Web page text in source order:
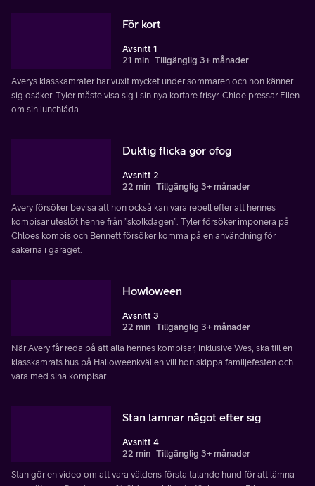
För kort
Avsnitt 1
21 min Tillgänglig 3+ månader
Averys klasskamrater har vuxit mycket under sommaren och hon känner
sig osäker. Tyler måste visa sig i sin nya kortare frisyr. Chloe pressar Ellen
om sin lunchlåda.
Duktig flicka gör ofog
Avsnitt 2
22 min Tillgänglig 3+ månader
Avery försöker bevisa att hon också kan vara rebell efter att hennes
kompisar uteslöt henne från ”skolkdagen”. Tyler försöker imponera på
Chloes kompis och Bennett försöker komma på en användning för
sakerna i garaget.
Howloween
Avsnitt 3
22 min Tillgänglig 3+ månader
När Avery får reda på att alla hennes kompisar, inklusive Wes, ska till en
klasskamrats hus på Halloweenkvällen vill hon skippa familjefesten och
vara med sina kompisar.
Stan lämnar något efter sig
Avsnitt 4
22 min Tillgänglig 3+ månader
Stan gör en video om att vara väldens första talande hund för att lämna